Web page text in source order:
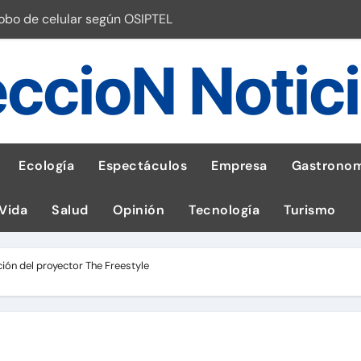
de celular según OSIPTEL
¡Descarga la app de Meridianbet y gana una jugada gratis
inspirado en la fuerza de un volcán
1,600 equipos educativos
por ignorar distancias de seguridad
de GEI en sus operaciones
Ecología Espectáculos Empresa
Salud Opinión Tecnología Turismo
del proyector The Freestyle